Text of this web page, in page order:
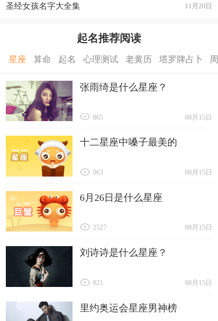
11月20日
圣经女孩名字大全集
起名推荐阅读
星座 算命 起名 心理测试 老黄历 塔罗牌占卜
张雨绮是什么星座？
08月15日
865
十二星座中嗓子最美的
08月15日
963
6月26日是什么星座
08月15日
2527
刘诗诗是什么星座？
08月15日
821
里约奥运会星座男神榜